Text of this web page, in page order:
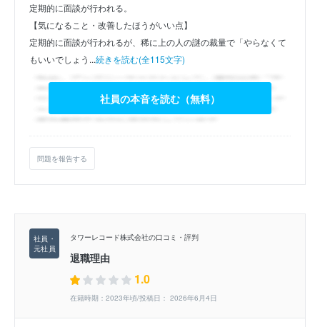
定期的に面談が行われる。
【気になること・改善したほうがいい点】
定期的に面談が行われるが、稀に上の人の謎の裁量で「やらなくて
もいいでしょう...続きを読む(全115文字)
社員の本音を読む（無料）
問題を報告する
タワーレコード株式会社の口コミ・評判
退職理由
1.0
在籍時期：2023年頃/投稿日： 2026年6月4日